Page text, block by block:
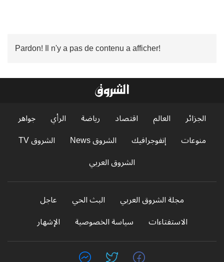
Pardon! Il n'y a pas de contenu a afficher!
الجزائر العالم اقتصاد رياضة الرأي
جواهر
منوعات
إنفوجرافيك الشروق News
الشروق TV
الشروق العربي
مجلة الشروق العربي البث الحي
عاجل
الاستفتاءات
سياسة الخصوصية الإشهار